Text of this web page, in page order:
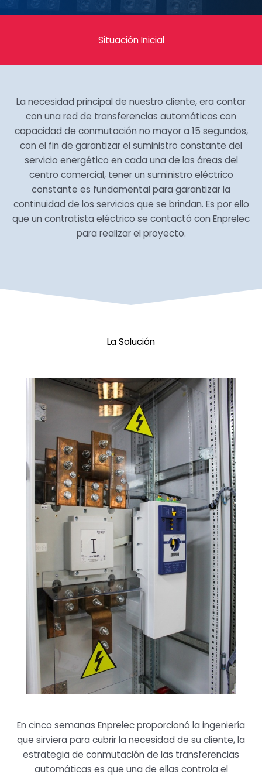
Situación Inicial
La necesidad principal de nuestro cliente, era contar
con una red de transferencias automáticas con
capacidad de conmutación no mayor a 15 segundos,
con el fin de garantizar el suministro constante del
servicio energético en cada una de las áreas del
centro comercial, tener un suministro eléctrico
constante es fundamental para garantizar la
continuidad de los servicios que se brindan. Es por ello
que un contratista eléctrico se contactó con Enprelec
para realizar el proyecto.
La Solución
En cinco semanas Enprelec proporcionó la ingeniería
que sirviera para cubrir la necesidad de su cliente, la
estrategia de conmutación de las transferencias
automáticas es que una de ellas controla el